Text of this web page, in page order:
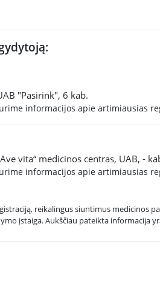
"Pasirink", 6 kab.
informacijos apie artimiausias
vita“ medicinos centras, UAB, -
informacijos apie artimiausias
reikalingus siuntimus medicinos
įstaiga. Aukščiau pateikta informacija